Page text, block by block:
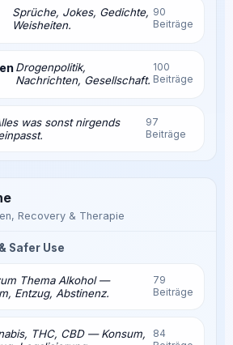
Sprüche, Jokes, Gedichte,
Weisheiten.
90
Beiträge
Drogenpolitik,
Nachrichten, Gesellschaft.
100
Beiträge
was sonst nirgends
97
Beiträge
Recovery & Therapie
Safer Use
Thema Alkohol —
Entzug, Abstinenz.
79
Beiträge
THC, CBD — Konsum,
84